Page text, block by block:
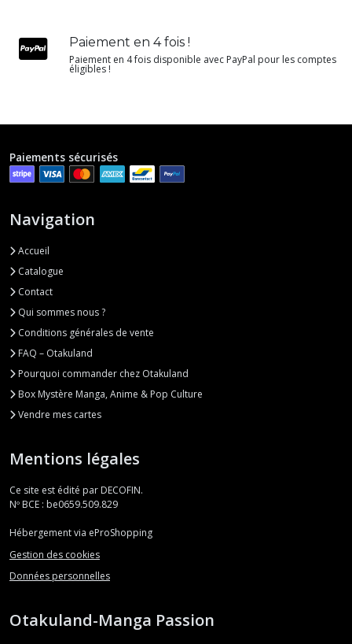
Paiement en 4 fois !
Paiement en 4 fois disponible avec PayPal pour les comptes
éligibles !
Paiements sécurisés
Navigation
Accueil
Catalogue
Contact
Qui sommes nous ?
Conditions générales de vente
FAQ – Otakuland
Pourquoi commander chez Otakuland
Box Mystère Manga, Anime & Pop Culture
Vendre mes cartes
Mentions légales
Ce site est édité par DECOFIN.
Nº BCE : be0659.509.829
Hébergement via eProShopping
Gestion des cookies
Données personnelles
Otakuland-Manga Passion